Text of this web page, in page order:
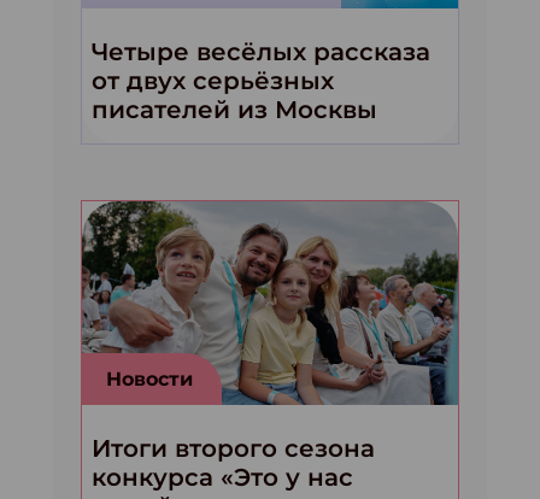
Четыре весёлых рассказа
от двух серьёзных
писателей из Москвы
Новости
Итоги второго сезона
конкурса «Это у нас